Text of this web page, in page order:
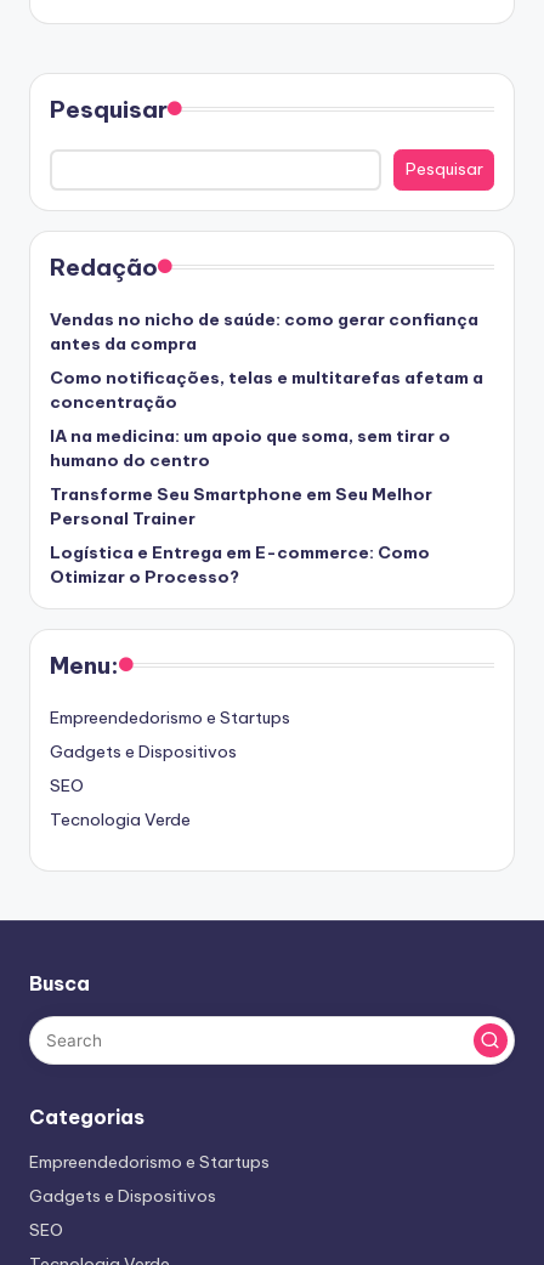
Pesquisar
Pesquisar
Redação
Vendas no nicho de saúde: como gerar confiança
antes da compra
Como notificações, telas e multitarefas afetam a
concentração
IA na medicina: um apoio que soma, sem tirar o
humano do centro
Transforme Seu Smartphone em Seu Melhor
Personal Trainer
Logística e Entrega em E-commerce: Como
Otimizar o Processo?
Menu:
Empreendedorismo e Startups
Gadgets e Dispositivos
SEO
Tecnologia Verde
Busca
Categorias
Empreendedorismo e Startups
Gadgets e Dispositivos
SEO